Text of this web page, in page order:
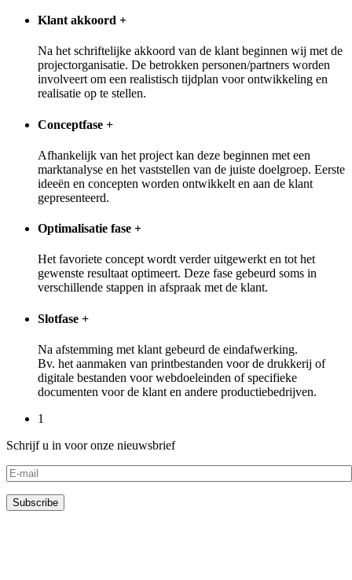
Klant akkoord +
Na het schriftelijke akkoord van de klant beginnen wij met de
projectorganisatie. De betrokken personen/partners worden
involveert om een realistisch tijdplan voor ontwikkeling en
realisatie op te stellen.
Conceptfase +
Afhankelijk van het project kan deze beginnen met een
marktanalyse en het vaststellen van de juiste doelgroep. Eerste
ideeën en concepten worden ontwikkelt en aan de klant
gepresenteerd.
Optimalisatie fase +
Het favoriete concept wordt verder uitgewerkt en tot het
gewenste resultaat optimeert. Deze fase gebeurd soms in
verschillende stappen in afspraak met de klant.
Slotfase +
Na afstemming met klant gebeurd de eindafwerking.
Bv. het aanmaken van printbestanden voor de drukkerij of
digitale bestanden voor webdoeleinden of specifieke
documenten voor de klant en andere productiebedrijven.
1
Schrijf u in voor onze nieuwsbrief